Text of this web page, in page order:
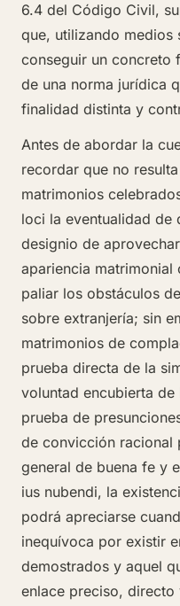
6.4 del Código Civil,
que, utilizando medios
conseguir un concreto
de una norma jurídica
finalidad distinta y
Antes de abordar la
recordar que no
matrimonios
loci la eventualidad de
designio de
apariencia
paliar los obstáculos
sobre extranjería; sin
matrimonios de
prueba directa de la
voluntad encubierta
prueba de
de convicción racional
general de buena fe y
ius nubendi, la
podrá apreciarse
inequívoca por existir
demostrados y aquel
enlace preciso,